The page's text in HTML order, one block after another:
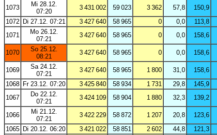
1073
Mi 28.12.
07:20
3 431 002 59 023 3 362 57,8
150,9
1072 Di 27.12. 07:21 3 427 640 58 965 0 0,0
113,8
1071
Mo 26.12.
07:21
3 427 640 58 965 0 0,0 158,6
1070
So 25.12.
08:21
3 427 640 58 965 0 0,0 158,6
1069
Sa 24.12.
07:21
3 427 640 58 965 1 800 31,0
158,6
1068 Fr 23.12. 07:20 3 425 840 58 934 1 731 29,8
145,9
1067
Do 22.12.
07:21
3 424 109 58 904 1 880 32,3 139,2
1066
Mi 21.12.
07:21
3 422 229 58 872 1 207 20,8
123,6
1065 Di 20.12. 06:20 3 421 022 58 851 2 602 44,8
121,3